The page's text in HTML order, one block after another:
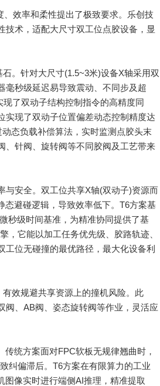
效率和柔性提出了极致要求。乐创技
技术，适配大尺寸双工位点胶设备，显
。针对大尺寸(1.5~3米)设备X轴采用双
秒级延迟易导致震动、不同步及超
了双动子结构控制指令的高精度同
实现了双动子位置偏差动态控制精度达
态负载补偿算法，实时监测点胶头末
、针阀、旋转阀等不同胶阀及工艺带来
安全。双工位共享X轴(双动子)资源而
避碰逻辑，导致效率低下。T6方案基
秒级时间基准，为精准协同提供了基
，它能以加工任务优先级、胶路轨迹、
位无碰撞的最优路径，最大化设备利
效规避共享资源上的撞机风险。此
阀、AB阀、姿态旋转阀等作业，灵活应
统方案面对FPC软板无规律翘曲时，
纠偏滞后。T6方案在有限算力的工业
图像实时进行端侧AI推理，精准提取